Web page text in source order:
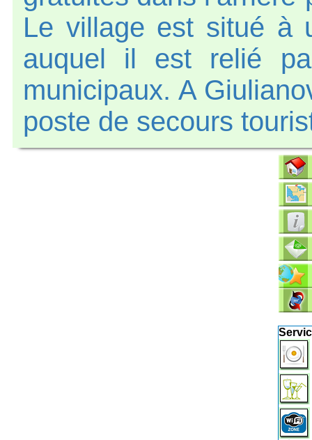
Le village est situé à
auquel il est relié
municipaux. A
poste de secours